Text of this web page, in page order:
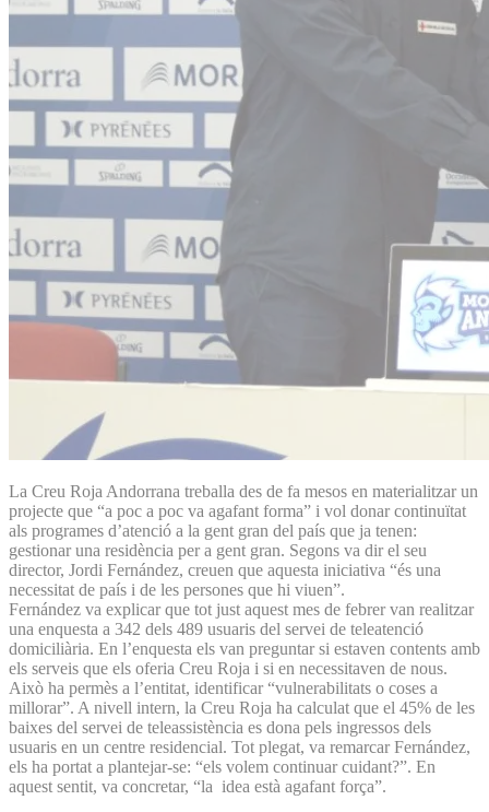
La Creu Roja Andorrana treballa des de fa mesos en materialitzar un
projecte que “a poc a poc va agafant forma” i vol donar continuïtat
als programes d’atenció a la gent gran del país que ja tenen:
gestionar una residència per a gent gran. Segons va dir el seu
director, Jordi Fernández, creuen que aquesta iniciativa “és una
necessitat de país i de les persones que hi viuen”.
Fernández va explicar que tot just aquest mes de febrer van realitzar
una enquesta a 342 dels 489 usuaris del servei de teleatenció
domiciliària. En l’enquesta els van preguntar si estaven contents amb
els serveis que els oferia Creu Roja i si en necessitaven de nous.
Això ha permès a l’entitat, identificar “vulnerabilitats o coses a
millorar”. A nivell intern, la Creu Roja ha calculat que el 45% de les
baixes del servei de teleassistència es dona pels ingressos dels
usuaris en un centre residencial. Tot plegat, va remarcar Fernández,
els ha portat a plantejar-se: “els volem continuar cuidant?”. En
aquest sentit, va concretar, “la idea està agafant força”.